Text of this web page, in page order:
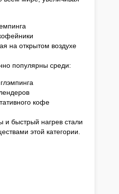
на открытом воздухе
популярны среди:
кофе
и быстрый нагрев стали
этой категории.